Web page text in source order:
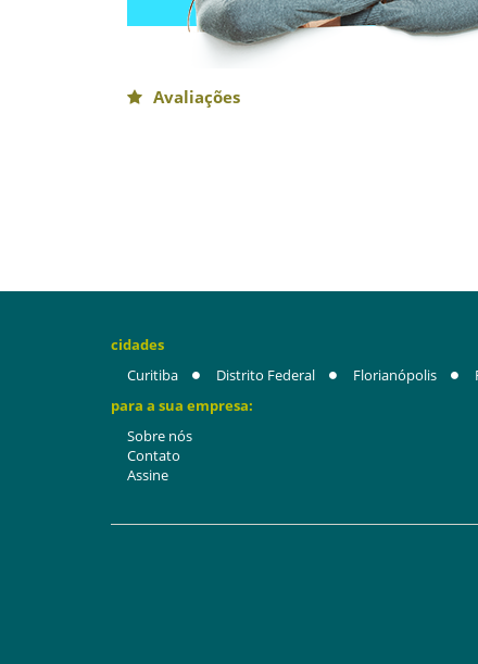
Avaliações
cidades
Curitiba
Distrito Federal Florianópolis
para a sua empresa:
Sobre nós
Contato
Assine